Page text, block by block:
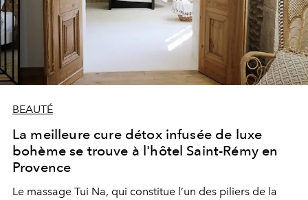
BEAUTÉ
La meilleure cure détox infusée de luxe
bohème se trouve à l'hôtel Saint-Rémy en
Provence
Le massage Tui Na, qui constitue l’un des piliers de la